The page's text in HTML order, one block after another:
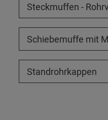
Steckmuffen -
Schiebemuffe mit
Standrohrkappen